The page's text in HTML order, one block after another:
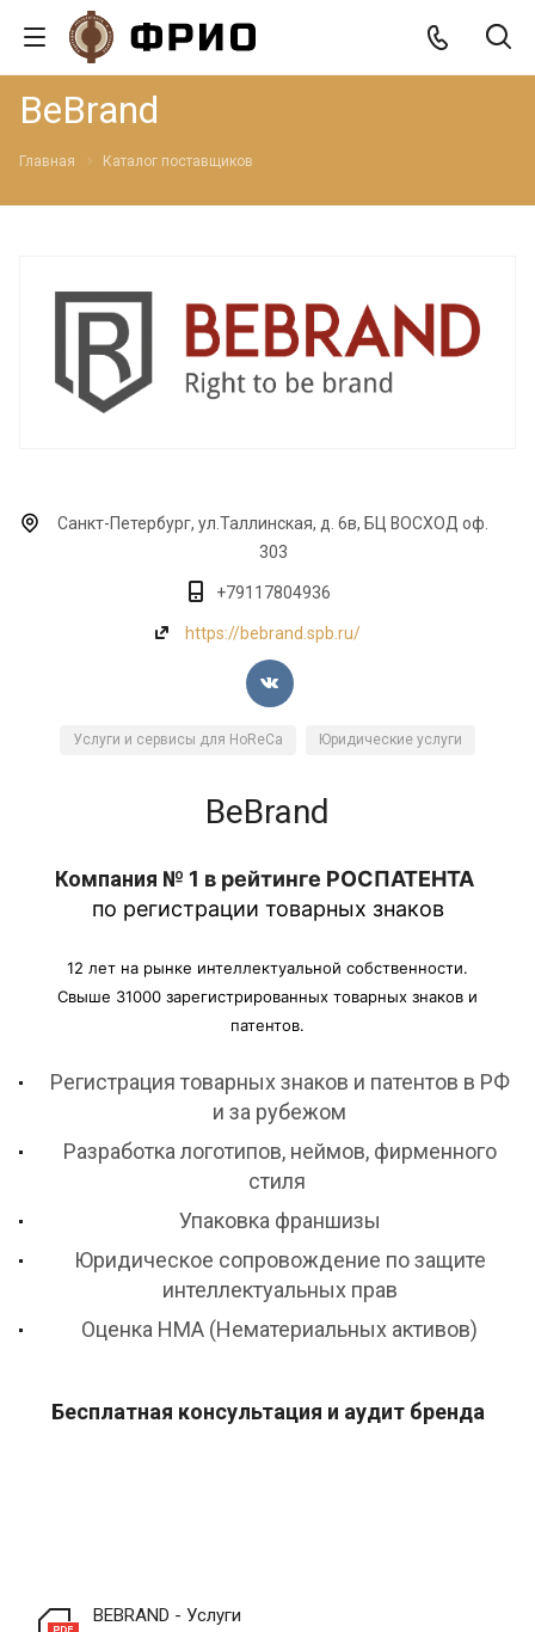
BeBrand
Главная Каталог поставщиков
Санкт-Петербург, ул.Таллинская, д. 6в, БЦ ВОСХОД оф.
303
+79117804936
https://bebrand.spb.ru/
Услуги и сервисы для HoReCa Юридические услуги
BeBrand
Компания № 1 в рейтинге РОСПАТЕНТА
по регистрации товарных знаков
12 лет на рынке интеллектуальной собственности.
Свыше 31000 зарегистрированных товарных знаков и
патентов.
Регистрация товарных знаков и патентов в РФ
и за рубежом
Разработка логотипов, неймов, фирменного
стиля
Упаковка франшизы
Юридическое сопровождение по защите
интеллектуальных прав
Оценка НМА (Нематериальных активов)
Бесплатная консультация и аудит бренда
BEBRAND - Услуги